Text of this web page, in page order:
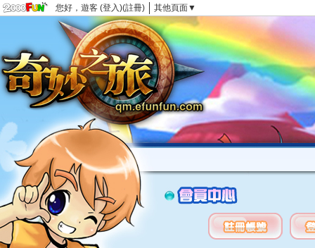
您好，遊客 (登入)(註冊) 其他頁面▼